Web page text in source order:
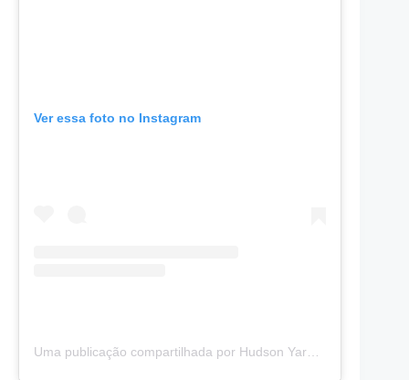
Ver essa foto no Instagram
Uma publicação compartilhada por Hudson Yards New York (@hudsonyards)